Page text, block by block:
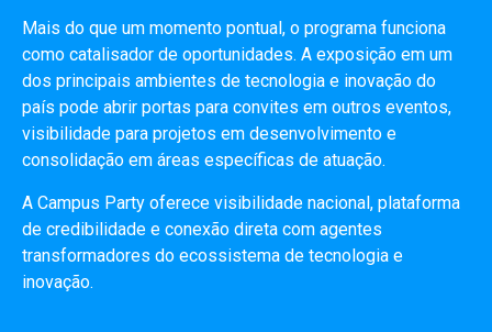
Mais do que um momento pontual, o programa funciona
como catalisador de oportunidades. A exposição em um
dos principais ambientes de tecnologia e inovação do
país pode abrir portas para convites em outros eventos,
visibilidade para projetos em desenvolvimento e
consolidação em áreas específicas de atuação.
A Campus Party oferece visibilidade nacional, plataforma
de credibilidade e conexão direta com agentes
transformadores do ecossistema de tecnologia e
inovação.